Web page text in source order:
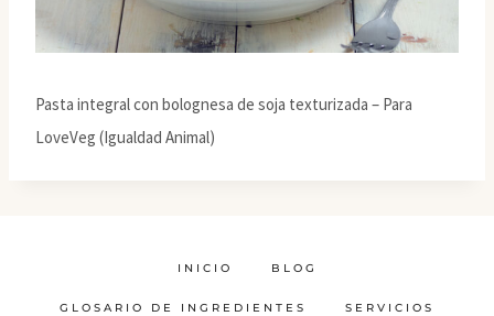
Pasta integral con bolognesa de soja texturizada – Para
LoveVeg (Igualdad Animal)
INICIO BLOG
GLOSARIO DE INGREDIENTES SERVICIOS